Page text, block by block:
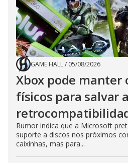
GAME HALL/ 05/08/2026
Xbox pode manter
físicos para salvar a
Rumor indica que a Microsoft
suporte a discos nos próximos
caixinhas, mas para...